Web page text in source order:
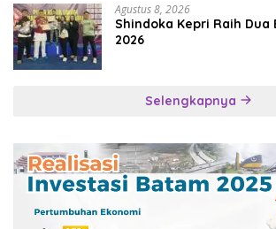
Agustus 8, 2026
Shindoka Kepri Raih Dua
2026
Selengkapnya